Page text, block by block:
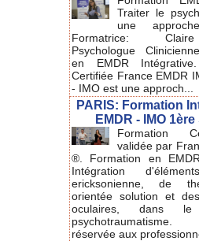
Traiter le
une
Formatrice:
Psychologue
en EMDR
Certifiée France EMDR
- IMO est une approch...
PARIS: Formation
EMDR - IMO
Formation
validée par
®. Formation en
Intégration
ericksonienne, de
orientée solution et
oculaires, dans
réservée aux